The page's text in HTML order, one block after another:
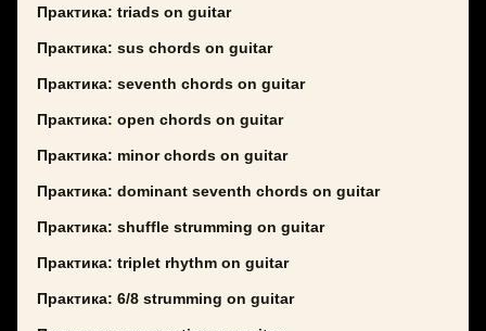
Практика: triads on guitar
Практика: sus chords on guitar
Практика: seventh chords on guitar
Практика: open chords on guitar
Практика: minor chords on guitar
Практика: dominant seventh chords on guitar
Практика: shuffle strumming on guitar
Практика: triplet rhythm on guitar
Практика: 6/8 strumming on guitar